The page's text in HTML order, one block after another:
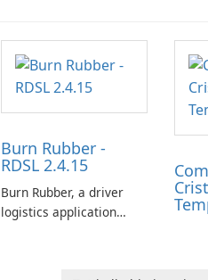
Burn Rubber -
RDSL 2.4.15
Burn Rubber, a driver
logistics application